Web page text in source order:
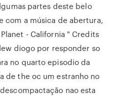
partes deste belo
com a música de abertura,
- California " Credits
diogo por responder so
no quarto episodio da
de the oc um estranho no
nao esta